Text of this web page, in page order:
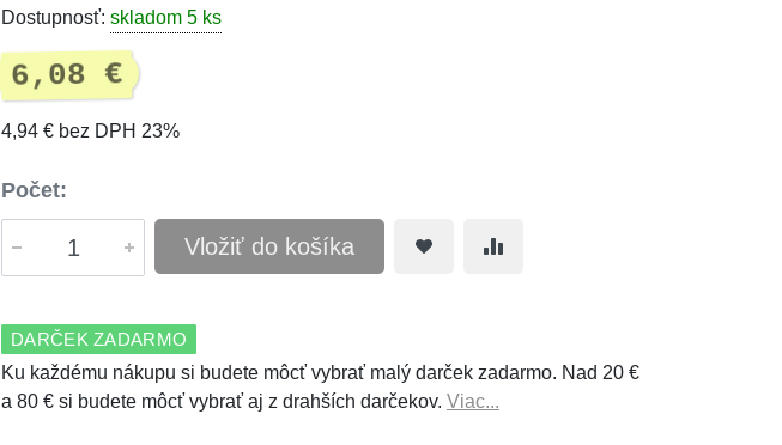
Dostupnosť: skladom 5 ks
6,08 €
4,94 € bez DPH 23%
Počet:
Vložiť do košíka
DARČEK ZADARMO
Ku každému nákupu si budete môcť vybrať malý darček zadarmo. Nad 20 €
a 80 € si budete môcť vybrať aj z drahších darčekov. Viac...